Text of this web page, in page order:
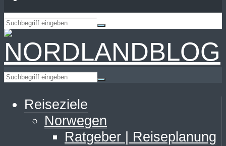
Reiseziele
Norwegen
Ratgeber | Reiseplanung